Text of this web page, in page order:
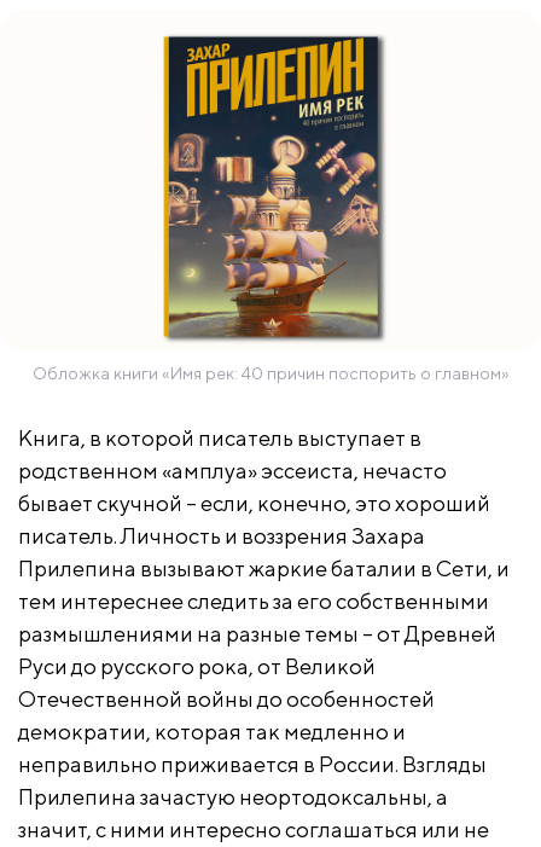
Обложка книги «Имя рек: 40 причин поспорить о главном»
Книга, в которой писатель выступает в
родственном «амплуа» эссеиста, нечасто
бывает скучной – если, конечно, это хороший
писатель. Личность и воззрения Захара
Прилепина вызывают жаркие баталии в Сети, и
тем интереснее следить за его собственными
размышлениями на разные темы – от Древней
Руси до русского рока, от Великой
Отечественной войны до особенностей
демократии, которая так медленно и
неправильно приживается в России. Взгляды
Прилепина зачастую неортодоксальны, а
значит, с ними интересно соглашаться или не